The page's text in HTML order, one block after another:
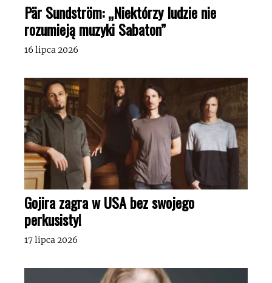
Pär Sundström: „Niektórzy ludzie nie
rozumieją muzyki Sabaton”
16 lipca 2026
Gojira zagra w USA bez swojego
perkusisty!
17 lipca 2026